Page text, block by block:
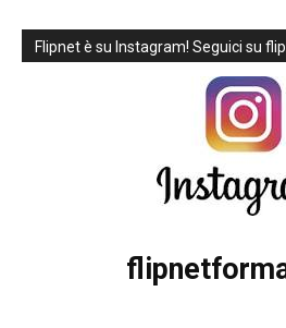
Flipnet è su Instagram! Seguici su